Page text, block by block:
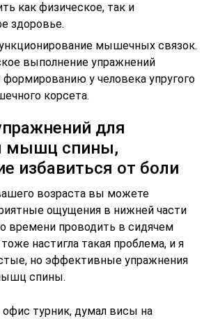
как физическое, так и
здоровье.
мышечных связок.
выполнение упражнений
формированию у человека упругого
корсета.
для
мышц спины,
избавиться от боли
возраста вы можете
ощущения в нижней части
времени проводить в сидячем
настигла такая проблема, и я
но эффективные упражнения
спины.
офис турник, думал висы на